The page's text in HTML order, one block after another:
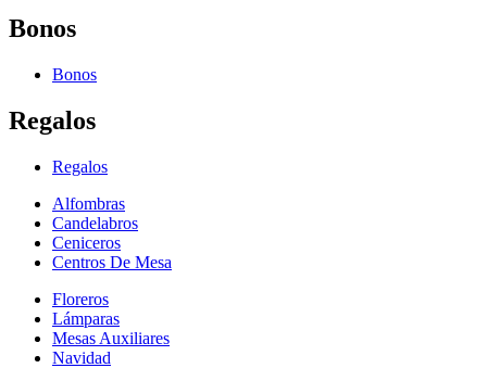
Bonos
Bonos
Regalos
Regalos
Alfombras
Candelabros
Ceniceros
Centros De Mesa
Floreros
Lámparas
Mesas Auxiliares
Navidad